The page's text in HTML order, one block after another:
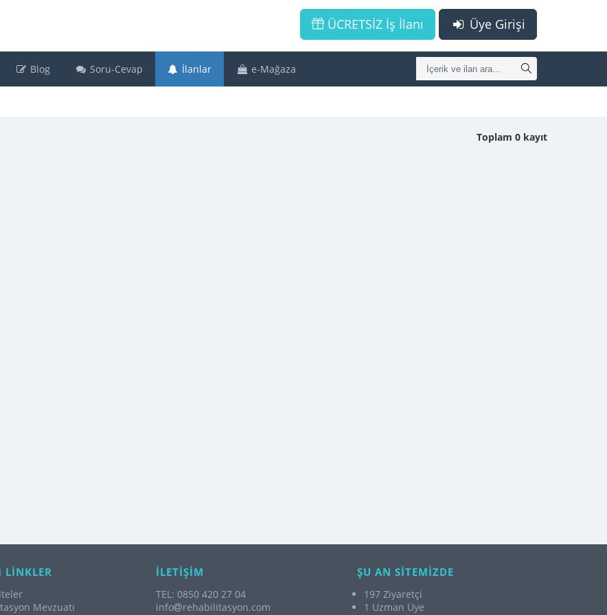
Üye Girişi
ÜCRETSİZ İş İlanı
Blog Soru-Cevap İlanlar e-Mağaza
Toplam 0 kayıt
LİNKLER
Mevzuatı
İLETİŞİM
TEL: 0850 420 27 04
info
rehabilitasyon.com
ŞU AN SİTEMİZDE
197 Ziyaretçi
1 Uzman Üye